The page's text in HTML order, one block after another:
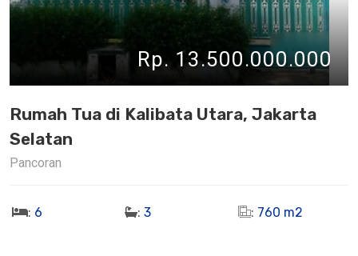
Rp. 13.500.000.000
Rumah Tua di Kalibata Utara, Jakarta
Selatan
Pancoran
: 6 :3 : 760 m2